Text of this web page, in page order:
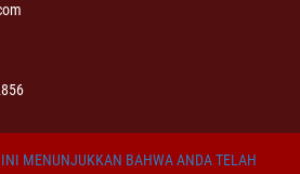
MENUNJUKKAN BAHWA ANDA TELAH